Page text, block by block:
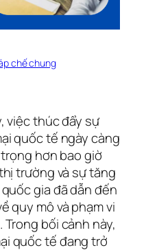
chế chung
việc thúc đẩy sự
quốc tế ngày càng
hơn bao giờ
trường và sự tăng
gia đã dẫn đến
quy mô và phạm vi
bối cảnh này,
quốc tế đang trở